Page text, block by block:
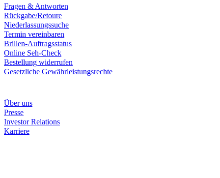
Fragen & Antworten
Rückgabe/Retoure
Niederlassungssuche
Termin vereinbaren
Brillen-Auftragsstatus
Online Seh-Check
Bestellung widerrufen
Gesetzliche Gewährleistungsrechte
Über uns
Presse
Investor Relations
Karriere